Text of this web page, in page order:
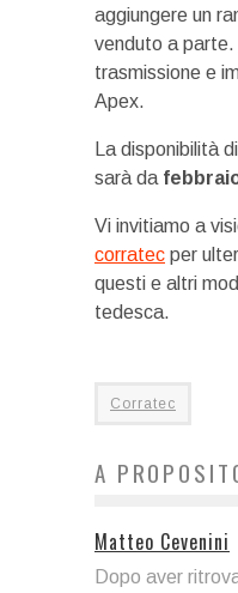
aggiungere un
venduto a
trasmissione e
Apex.
La disponibilità
sarà da
Vi invitiamo a
corratec per
questi e altri
tedesca.
Corratec
A
Matteo Cevenini
Dopo aver